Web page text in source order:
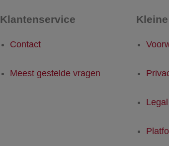
Klantenservice
Contact
Meest gestelde vragen